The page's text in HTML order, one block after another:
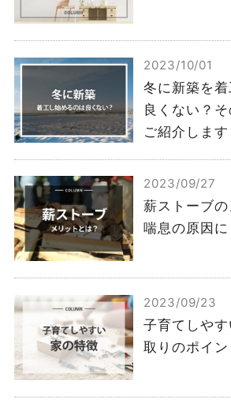
2023/10/01
冬に新築を
良くない？
ご紹介します
2023/09/27
薪ストーブ
喘息の原因
2023/09/23
子育てしや
取りのポイン